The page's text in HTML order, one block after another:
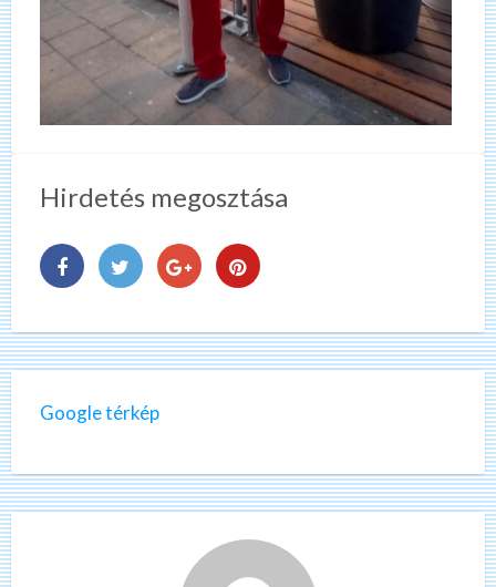
Hirdetés megosztása
Google térkép